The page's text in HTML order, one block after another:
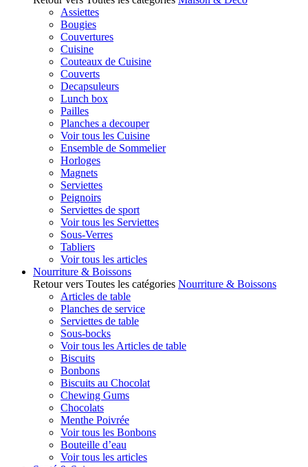
Assiettes
Bougies
Couvertures
Cuisine
Couteaux de Cuisine
Couverts
Decapsuleurs
Lunch box
Pailles
Planches a decouper
Voir tous les Cuisine
Ensemble de Sommelier
Horloges
Magnets
Serviettes
Peignoirs
Serviettes de sport
Voir tous les Serviettes
Sous-Verres
Tabliers
Voir tous les articles
Nourriture & Boissons
Retour vers Toutes les catégories Nourriture & Boissons
Articles de table
Planches de service
Serviettes de table
Sous-bocks
Voir tous les Articles de table
Biscuits
Bonbons
Biscuits au Chocolat
Chewing Gums
Chocolats
Menthe Poivrée
Voir tous les Bonbons
Bouteille d’eau
Voir tous les articles